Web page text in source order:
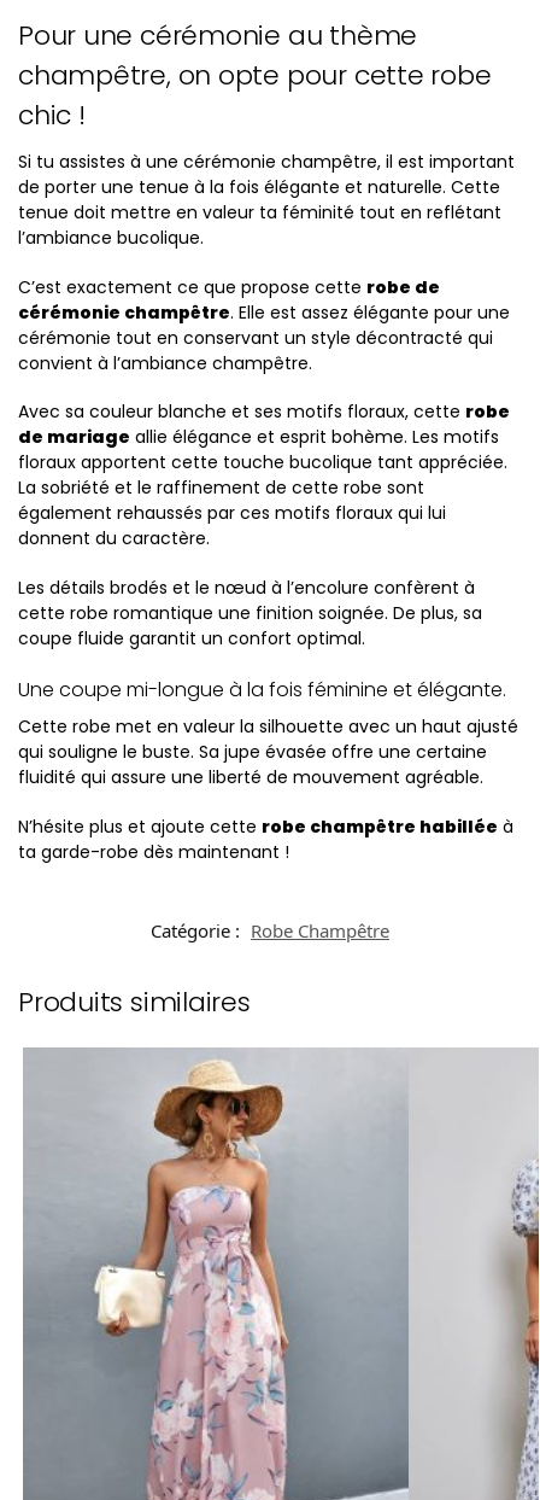
Pour une cérémonie au thème
champêtre, on opte pour cette robe
chic !
Si tu assistes à une cérémonie champêtre, il est important
de porter une tenue à la fois élégante et naturelle. Cette
tenue doit mettre en valeur ta féminité tout en reflétant
l’ambiance bucolique.
C’est exactement ce que propose cette robe de
cérémonie champêtre. Elle est assez élégante pour une
cérémonie tout en conservant un style décontracté qui
convient à l’ambiance champêtre.
Avec sa couleur blanche et ses motifs floraux, cette robe
de mariage allie élégance et esprit bohème. Les motifs
floraux apportent cette touche bucolique tant appréciée.
La sobriété et le raffinement de cette robe sont
également rehaussés par ces motifs floraux qui lui
donnent du caractère.
Les détails brodés et le nœud à l’encolure confèrent à
cette robe romantique une finition soignée. De plus, sa
coupe fluide garantit un confort optimal.
Une coupe mi-longue à la fois féminine et élégante.
Cette robe met en valeur la silhouette avec un haut ajusté
qui souligne le buste. Sa jupe évasée offre une certaine
fluidité qui assure une liberté de mouvement agréable.
N’hésite plus et ajoute cette robe champêtre habillée à
ta garde-robe dès maintenant !
Catégorie : Robe Champêtre
Produits similaires